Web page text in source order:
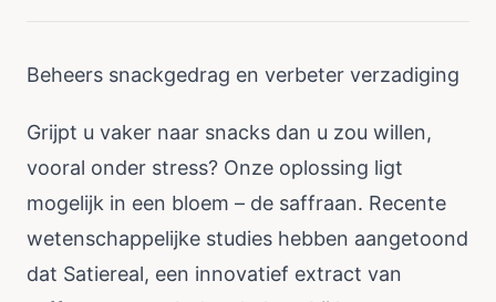
Beheers snackgedrag en verbeter verzadiging
Grijpt u vaker naar snacks dan u zou willen,
vooral onder stress? Onze oplossing ligt
mogelijk in een bloem – de saffraan. Recente
wetenschappelijke studies hebben aangetoond
dat Satiereal, een innovatief extract van